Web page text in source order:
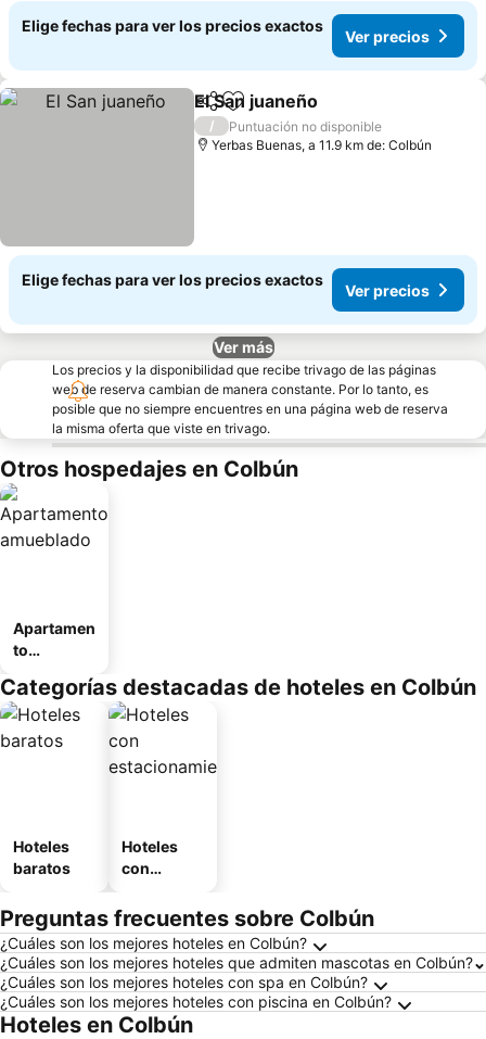
Elige fechas para ver los precios exactos
Ver precios
CompartirAgregar a favoritos
El San juaneño
/
Puntuación no disponible
Yerbas Buenas, a 11.9 km de: Colbún
Elige fechas para ver los precios exactos
Ver precios
Ver más
Los precios y la disponibilidad que recibe trivago de las páginas
web de reserva cambian de manera constante. Por lo tanto, es
posible que no siempre encuentres en una página web de reserva
la misma oferta que viste en trivago.
Otros hospedajes en Colbún
Apartamen
to
o
Categorías destacadas de hoteles en Colbún
Hoteles
baratos
Hoteles
con
miento
Preguntas frecuentes sobre Colbún
¿Cuáles son los mejores hoteles en Colbún?
¿Cuáles son los mejores hoteles que admiten mascotas en Colbún?
¿Cuáles son los mejores hoteles con spa en Colbún?
¿Cuáles son los mejores hoteles con piscina en Colbún?
Hoteles en Colbún